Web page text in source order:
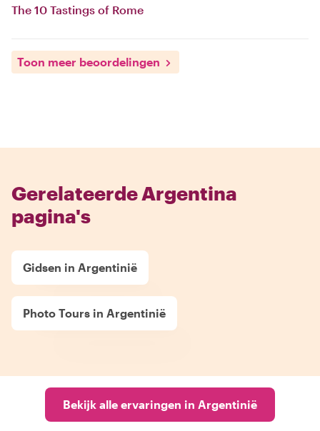
The 10 Tastings of Rome
Toon meer beoordelingen
Gerelateerde Argentina
pagina's
Gidsen in Argentinië
Photo Tours in Argentinië
Bekijk alle ervaringen in Argentinië